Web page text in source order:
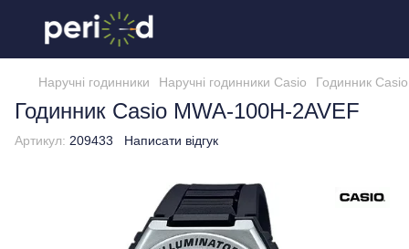
Наручні годинники Наручні годинники Casio Годинник
Годинник Casio MWA-100H-2AVEF
Артикул: 209433 Написати відгук